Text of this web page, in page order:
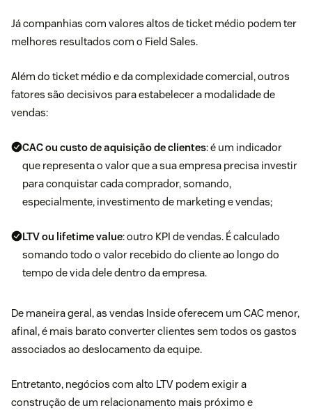
Já companhias com valores altos de ticket médio podem ter
melhores resultados com o Field Sales.
Além do ticket médio e da complexidade comercial, outros
fatores são decisivos para estabelecer a modalidade de
vendas:
CAC ou custo de aquisição de clientes: é um indicador
que representa o valor que a sua empresa precisa investir
para conquistar cada comprador, somando,
especialmente, investimento de marketing e vendas;
LTV ou lifetime value: outro KPI de vendas. É calculado
somando todo o valor recebido do cliente ao longo do
tempo de vida dele dentro da empresa.
De maneira geral, as vendas Inside oferecem um CAC menor,
afinal, é mais barato converter clientes sem todos os gastos
associados ao deslocamento da equipe.
Entretanto, negócios com alto LTV podem exigir a
construção de um relacionamento mais próximo e